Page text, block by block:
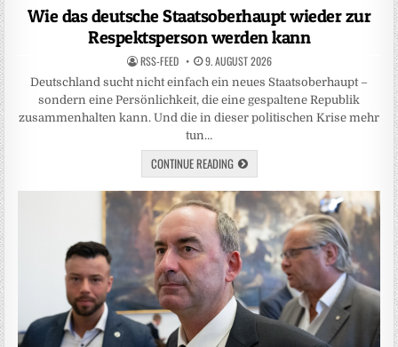
in
Wie das deutsche Staatsoberhaupt wieder zur
Respektsperson werden kann
RSS-FEED 9. AUGUST 2026
Deutschland sucht nicht einfach ein neues Staatsoberhaupt –
sondern eine Persönlichkeit, die eine gespaltene Republik
zusammenhalten kann. Und die in dieser politischen Krise mehr
tun…
CONTINUE READING